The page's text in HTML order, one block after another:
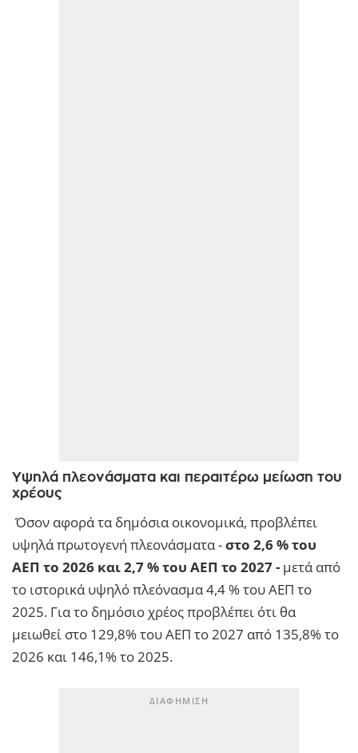
Υψηλά πλεονάσματα και περαιτέρω μείωση του
χρέους
Όσον αφορά τα δημόσια οικονομικά, προβλέπει
υψηλά πρωτογενή πλεονάσματα -στο 2,6 % του
ΑΕΠ το 2026 και 2,7 % του ΑΕΠ το 2027 - μετά από
το ιστορικά υψηλό πλεόνασμα 4,4 % του ΑΕΠ το
2025. Για το δημόσιο χρέος προβλέπει ότι θα
μειωθεί στο 129,8% του ΑΕΠ το 2027 από 135,8% το
2026 και 146,1% το 2025.